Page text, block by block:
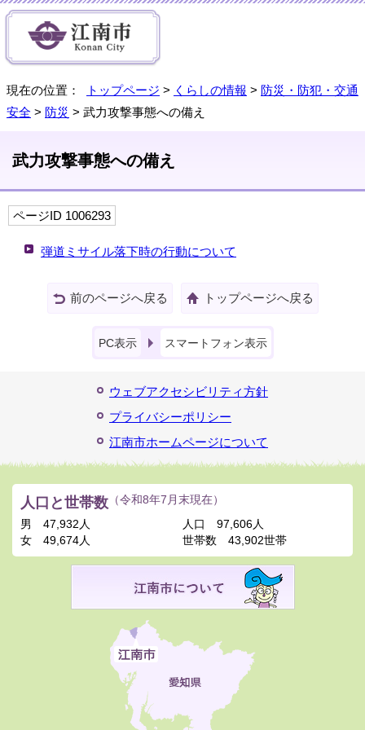
現在の位置： トップページ > くらしの情報 > 防災・防犯・交通
安全 > 防災 > 武力攻撃事態への備え
武力攻撃事態への備え
ページID 1006293
弾道ミサイル落下時の行動について
前のページへ戻る トップページへ戻る
PC表示 スマートフォン表示
ウェブアクセシビリティ方針
プライバシーポリシー
江南市ホームページについて
人口と世帯数 （令和8年7月末現在）
男
47,932人
女
49,674人
人口
97,606人
世帯数
43,902世帯